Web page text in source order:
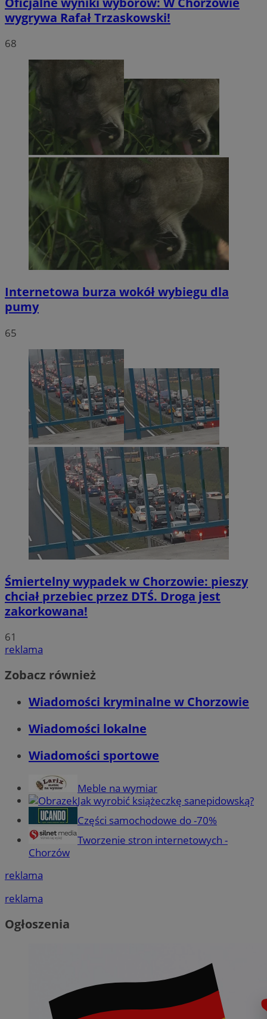
wygrywa Rafał Trzaskowski!
68
Internetowa burza wokół wybiegu dla
pumy
65
Śmiertelny wypadek w Chorzowie: pieszy
chciał przebiec przez DTŚ. Droga jest
zakorkowana!
61
reklama
Zobacz również
Wiadomości kryminalne w Chorzowie
Wiadomości lokalne
Wiadomości sportowe
Meble na wymiar
Jak wyrobić książeczkę sanepidowską?
Części samochodowe do -70%
Tworzenie stron internetowych -
Chorzów
reklama
reklama
Ogłoszenia